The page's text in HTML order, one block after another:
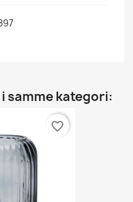
samme kategori:
favorite_border